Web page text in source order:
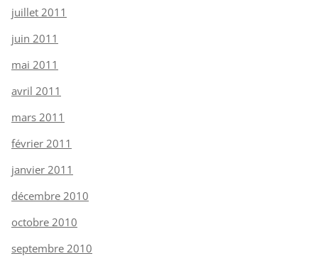
juillet 2011
juin 2011
mai 2011
avril 2011
mars 2011
février 2011
janvier 2011
décembre 2010
octobre 2010
septembre 2010